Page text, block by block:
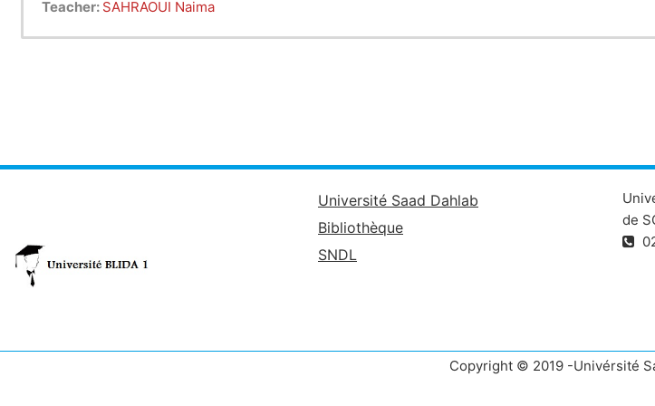
Teacher: SAHRAOUI Naima
Université Saad Dahlab
Bibliothèque
SNDL
de
Copyright © 2019 -Univérsité